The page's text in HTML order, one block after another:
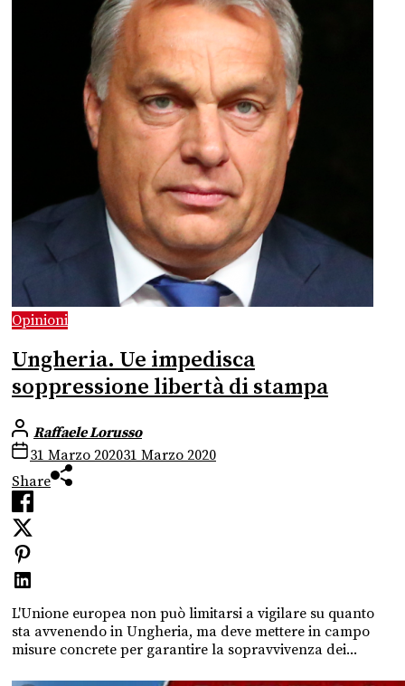
Opinioni
Ungheria. Ue impedisca
soppressione libertà di stampa
Raffaele Lorusso
31 Marzo 202031 Marzo 2020
Share
L'Unione europea non può limitarsi a vigilare su quanto
sta avvenendo in Ungheria, ma deve mettere in campo
misure concrete per garantire la sopravvivenza dei...